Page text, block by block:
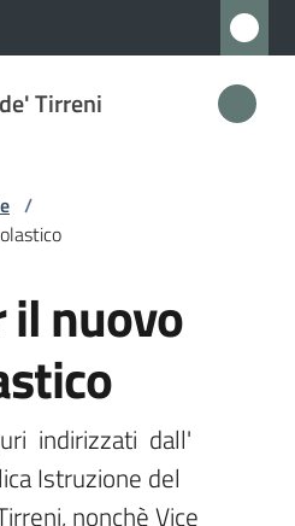
Tirreni
/
nuovo
indirizzati  dall'
Istruzione del
nonchè Vice